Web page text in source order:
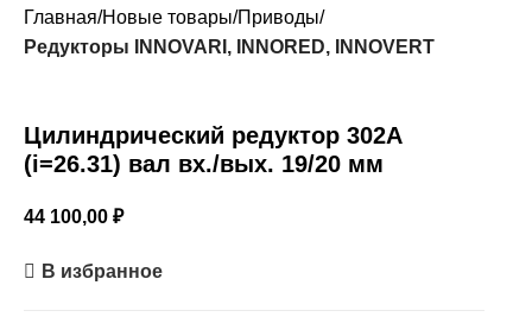
Главная Новые товары Приводы
Редукторы INNOVARI, INNORED, INNOVERT
Цилиндрический редуктор 302A
(i=26.31) вал вх./вых. 19/20 мм
44 100,00 ₽
В избранное